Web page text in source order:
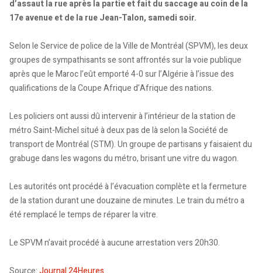
d’assaut la rue après la partie et fait du saccage au coin de la
17e avenue et de la rue Jean-Talon, samedi soir.
Selon le Service de police de la Ville de Montréal (SPVM), les deux
groupes de sympathisants se sont affrontés sur la voie publique
après que le Maroc l’eût emporté 4-0 sur l’Algérie à l’issue des
qualifications de la Coupe Afrique d’Afrique des nations.
Les policiers ont aussi dû intervenir à l’intérieur de la station de
métro Saint-Michel situé à deux pas de là selon la Société de
transport de Montréal (STM). Un groupe de partisans y faisaient du
grabuge dans les wagons du métro, brisant une vitre du wagon.
Les autorités ont procédé à l’évacuation complète et la fermeture
de la station durant une douzaine de minutes. Le train du métro a
été remplacé le temps de réparer la vitre.
Le SPVM n’avait procédé à aucune arrestation vers 20h30.